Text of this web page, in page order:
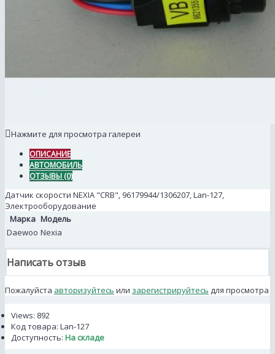
Нажмите для просмотра галереи
ОПИСАНИЕ
АВТОМОБИЛЬ
ОТЗЫВЫ (0)
Датчик скорости NEXIA "CRB", 96179944/1306207, Lan-127,
Электрооборудование
Марка Модель
Daewoo Nexia
Написать отзыв
Пожалуйста авторизуйтесь или зарегистрируйтесь для просмотра
Views: 892
Код товара: Lan-127
Доступность: На складе